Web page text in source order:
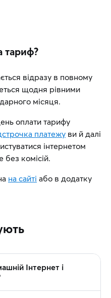
тариф?
відразу в повному
щодня рівними
місяця.
оплати тарифу
платежу ви й далі
інтернетом
без комісій.
на сайті або в додатку
Інтернет і